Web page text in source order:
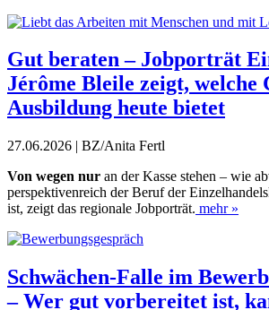
Gut beraten – Jobporträt
Jérôme Bleile zeigt, welche
Ausbildung heute bietet
27.06.2026 | BZ/Anita Fertl
Von wegen nur an der Kasse stehen – wie
perspektivenreich der Beruf der
ist, zeigt das regionale Jobporträt. mehr »
Schwächen-Falle im
– Wer gut vorbereitet ist,